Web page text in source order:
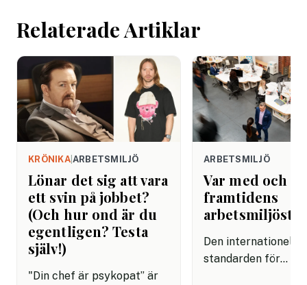
Relaterade Artiklar
KRÖNIKA| ARBETSMILJÖ
Lönar det sig att vara
ett svin på jobbet?
(Och hur ond är du
egentligen? Testa
själv!)
"Din chef är psykopat” är
ARBETSMILJÖ
Var med och
framtidens
Den internationella
standarden för